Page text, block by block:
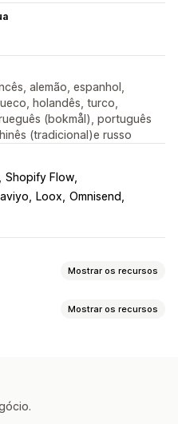
alemão, espanhol,
holandês, turco,
(bokmål), português
(tradicional)e russo
Shopify Flow
Loox Omnisend
Mostrar os recursos
global
Mostrar os recursos